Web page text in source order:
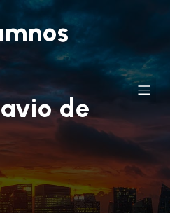
de